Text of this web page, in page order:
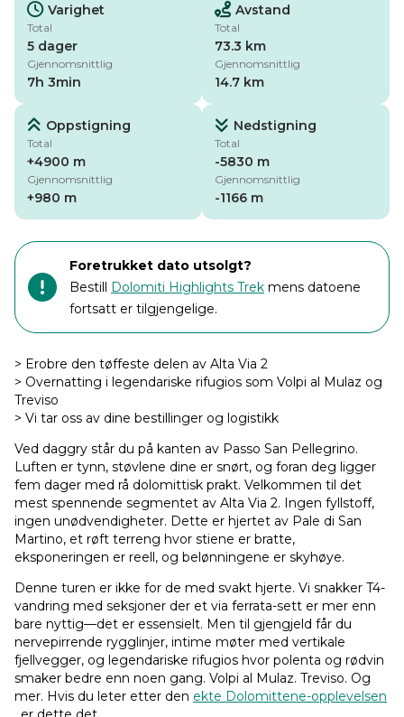
Varighet
Total
5 dager
Gjennomsnittlig
7h 3min
Avstand
Total
73.3 km
Gjennomsnittlig
14.7 km
Oppstigning
Total
+4900 m
Gjennomsnittlig
+980 m
Nedstigning
Total
-5830 m
Gjennomsnittlig
-1166 m
Foretrukket dato utsolgt?
Bestill Dolomiti Highlights Trek mens datoene
fortsatt er tilgjengelige.
> Erobre den tøffeste delen av Alta Via 2
> Overnatting i legendariske rifugios som Volpi al Mulaz og
Treviso
> Vi tar oss av dine bestillinger og logistikk
Ved daggry står du på kanten av Passo San Pellegrino.
Luften er tynn, støvlene dine er snørt, og foran deg ligger
fem dager med rå dolomittisk prakt. Velkommen til det
mest spennende segmentet av Alta Via 2. Ingen fyllstoff,
ingen unødvendigheter. Dette er hjertet av Pale di San
Martino, et røft terreng hvor stiene er bratte,
eksponeringen er reell, og belønningene er skyhøye.
Denne turen er ikke for de med svakt hjerte. Vi snakker T4-
vandring med seksjoner der et via ferrata-sett er mer enn
bare nyttig—det er essensielt. Men til gjengjeld får du
nervepirrende rygglinjer, intime møter med vertikale
fjellvegger, og legendariske rifugios hvor polenta og rødvin
smaker bedre enn noen gang. Volpi al Mulaz. Treviso. Og
mer. Hvis du leter etter den ekte Dolomittene-opplevelsen